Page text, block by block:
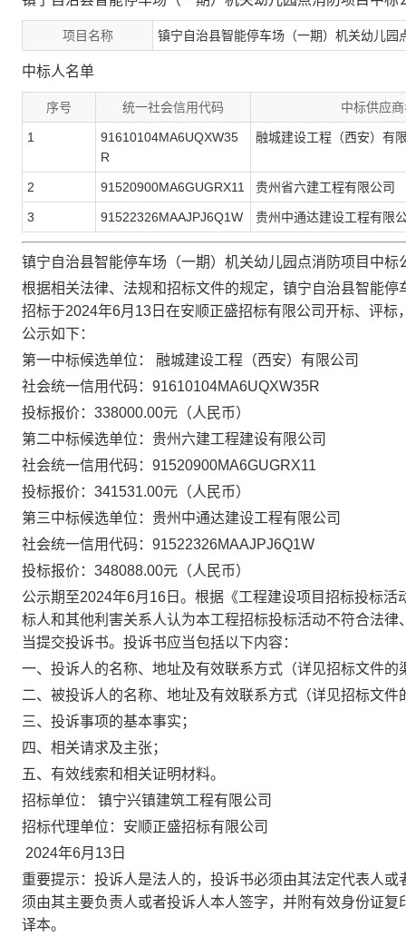
项目名称 镇宁自治县智能停车场（一期）机关幼儿园
中标人名单
序号 统一社会信用代码 中标供应
1
91610104MA6UQXW35
R
融城建设工程（西安）有
2 91520900MA6GUGRX11 贵州省六建工程有限公司
3 91522326MAAJPJ6Q1W 贵州中通达建设工程有限
镇宁自治县智能停车场（一期）机关幼儿园点消防项目中标
根据相关法律、法规和招标文件的规定， 镇宁自治县智能停
招标于2024年6月 13 日在安顺正盛招标有限公司开标、评
公示如下：
第一中标候选单位：
融城建设工程（西安）有限公司
社会统一信用代码： 91610104MA6UQXW35R
投标报价： 338000.00元 （人民币）
第二中标候选单位： 贵州六建工程建设有限公司
社会统一信用代码： 91520900MA6GUGRX11
投标报价： 341531.00元 （人民币）
第三中标候选单位： 贵州中通达建设工程有限公司
社会统一信用代码： 91522326MAAJPJ6Q1W
投标报价： 348088.00元 （人民币）
公示期至2024年6月 16 日 。根据《工程建设项目招标投标活
标人和其他利害关系人认为本工程招标投标活动不符合法律
当提交投诉书。投诉书应当包括以下内容：
一、投诉人的名称、地址及有效联系方式（详见招标文件的
二、被投诉人的名称、地址及有效联系方式（详见招标文件
三、投诉事项的基本事实；
四、相关请求及主张；
五、有效线索和相关证明材料。
招标单位：
镇宁兴镇建筑工程有限公司
招标代理单位：安顺正盛招标有限公司
2024年6月 13 日
重要提示：投诉人是法人的，投诉书必须由其法定代表人
须由其主要负责人或者投诉人本人签字，并附有效身份证复
译本。